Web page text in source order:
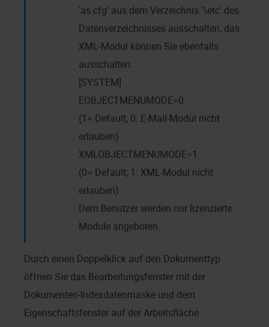
'as.cfg' aus dem Verzeichnis '\etc' des
Datenverzeichnisses ausschalten, das
XML-Modul können Sie ebenfalls
ausschalten:
[SYSTEM]
EOBJECTMENUMODE=0
(1= Default; 0: E-Mail-Modul nicht
erlauben)
XMLOBJECTMENUMODE=1
(0= Default; 1: XML-Modul nicht
erlauben)
Dem Benutzer werden nur lizenzierte
Module angeboten.
Durch einen Doppelklick auf den Dokumenttyp
öffnen Sie das Bearbeitungsfenster mit der
Dokumenten-Indexdatenmaske und dem
Eigenschaftsfenster auf der Arbeitsfläche.